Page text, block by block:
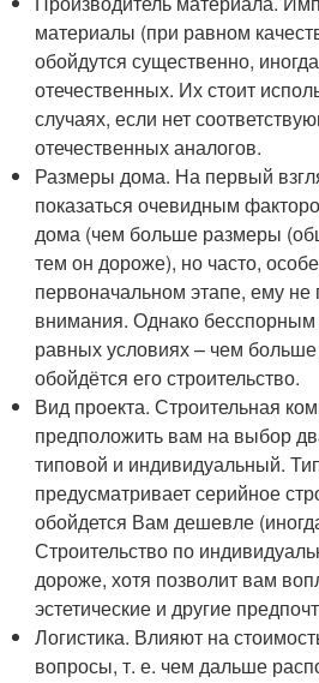
материалы (при равном
обойдутся существенно,
отечественных. Их стоит
случаях, если нет
отечественных аналогов.
Размеры дома. На первый
показаться очевидным
дома (чем больше размеры
тем он дороже), но часто,
первоначальном этапе, ему
внимания. Однако бесспорным
равных условиях – чем
обойдётся его строительство.
Вид проекта. Строительная
предположить вам на выбор
типовой и индивидуальный.
предусматривает серийное
обойдется Вам дешевле
Строительство по
дороже, хотя позволит вам
эстетические и другие
Логистика. Влияют на
вопросы, т. е. чем дальше